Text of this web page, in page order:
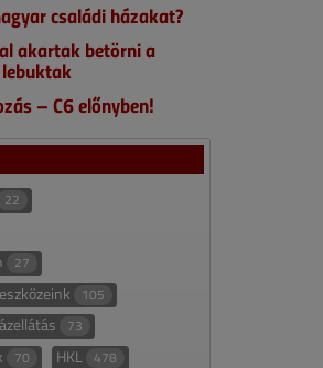
családi házakat?
akartak betörni a
– C6 előnyben!
22
27
eszközeink 105
73
70 HKL 478